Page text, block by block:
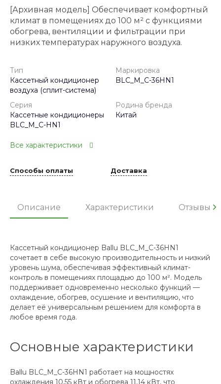
[Архивная модель] Обеспечивает комфортный
климат в помещениях до 100 м² с функциями
обогрева, вентиляции и фильтрации при
низких температурах наружного воздуха.
Тип
Кассетный кондиционер
воздуха (сплит-система)
Маркировка
BLC_M_C-36HN1
Серия
Кассетные кондиционеры
BLC_M_C-HN1
Родина бренда
Китай
Все характеристики
Способы оплаты Доставка
Описание Характеристики Отзывы
Кассетный кондиционер Ballu BLC_M_C-36HN1
сочетает в себе высокую производительность и низкий
уровень шума, обеспечивая эффективный климат-
контроль в помещениях площадью до 100 м². Модель
поддерживает одновременно несколько функций —
охлаждение, обогрев, осушение и вентиляцию, что
делает её универсальным решением для комфорта в
любое время года.
Основные характеристики
Ballu BLC_M_C-36HN1 работает на мощностях
охлаждения 10,55 кВт и обогрева 11,14 кВт, что